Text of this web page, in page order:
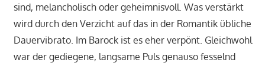
sind, melancholisch oder geheimnisvoll. Was verstärkt
wird durch den Verzicht auf das in der Romantik übliche
Dauervibrato. Im Barock ist es eher verpönt. Gleichwohl
war der gediegene, langsame Puls genauso fesselnd